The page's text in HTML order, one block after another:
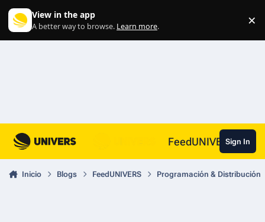
View in the app
A better way to browse. Learn more. ×
FeedUNIVERSSign In
Inicio Blogs FeedUNIVERS Programación & Distribución